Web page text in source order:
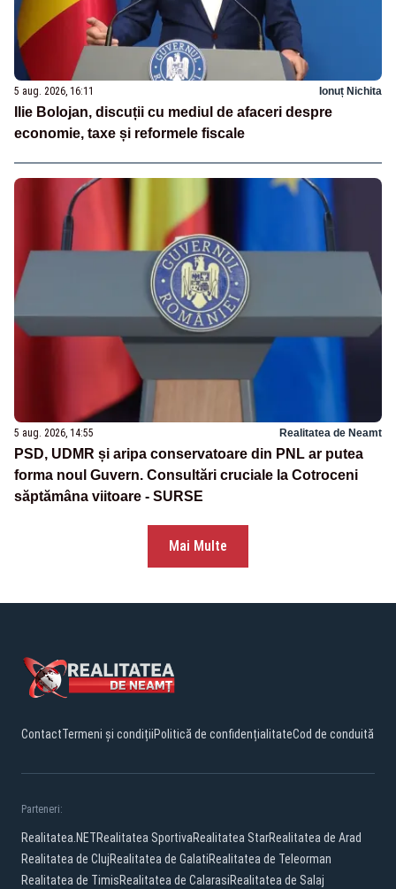
5 aug. 2026, 16:11 Ionuț Nichita
Ilie Bolojan, discuții cu mediul de afaceri despre
economie, taxe și reformele fiscale
5 aug. 2026, 14:55 Realitatea de Neamt
PSD, UDMR și aripa conservatoare din PNL ar putea
forma noul Guvern. Consultări cruciale la Cotroceni
săptămâna viitoare - SURSE
Mai Multe
ContactTermeni și condițiiPolitică de confidențialitateCod de conduită
Parteneri:
Realitatea.NETRealitatea SportivaRealitatea StarRealitatea de Arad
Realitatea de ClujRealitatea de GalatiRealitatea de Teleorman
Realitatea de TimisRealitatea de CalarasiRealitatea de Salaj